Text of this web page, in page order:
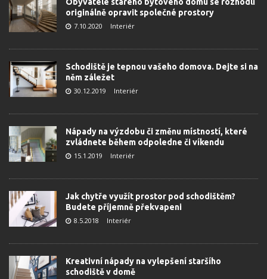
originálně opravit společné prostory
7.10.2020 Interiér
Schodiště je tepnou vašeho domova. Dejte si na
něm záležet
30.12.2019 Interiér
Nápady na výzdobu či změnu místností, které
zvládnete během odpoledne či víkendu
15.1.2019 Interiér
Jak chytře využít prostor pod schodištěm?
Budete příjemně překvapeni
8.5.2018 Interiér
Kreativní nápady na vylepšení staršího
schodiště v domě